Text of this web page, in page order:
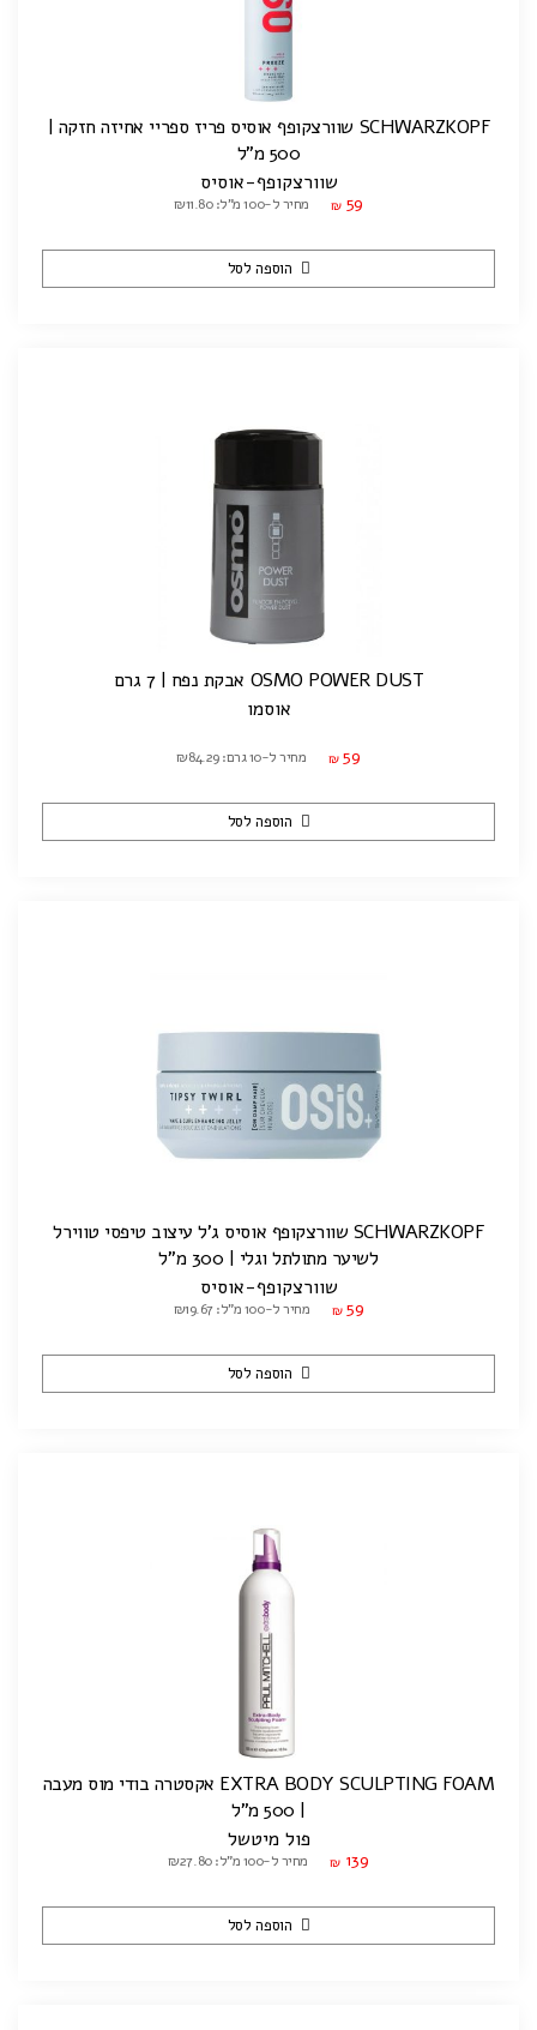
SCHWARZKOPF שוורצקופף אוסיס פריז ספריי אחיזה חזקה |
500 מ"ל
שוורצקופף-אוסיס
₪ 59 מחיר ל-100 מ"ל: ₪11.80
הוספה לסל
OSMO POWER DUST אבקת נפח | 7 גרם
אוסמו
₪ 59 מחיר ל-10 גרם: ₪84.29
הוספה לסל
SCHWARZKOPF שוורצקופף אוסיס ג'ל עיצוב טיפסי טווירל
לשיער מתולתל וגלי | 300 מ"ל
שוורצקופף-אוסיס
₪ 59 מחיר ל-100 מ"ל: ₪19.67
הוספה לסל
EXTRA BODY SCULPTING FOAM אקסטרה בודי מוס מעבה
| 500 מ"ל
פול מיטשל
₪ 139 מחיר ל-100 מ"ל: ₪27.80
הוספה לסל